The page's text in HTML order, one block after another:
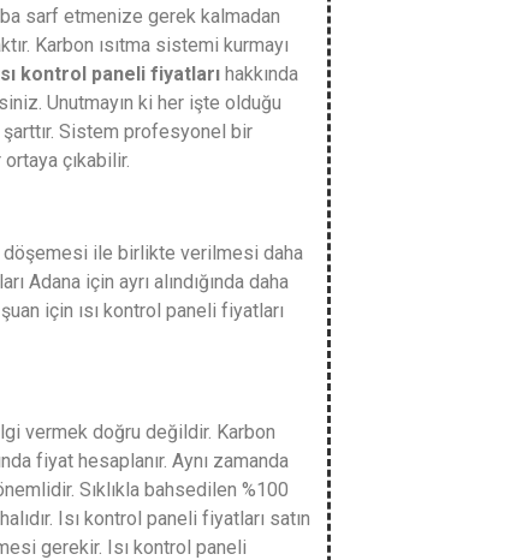
sarf etmenize gerek kalmadan
Karbon ısıtma sistemi kurmayı
kontrol paneli fiyatları hakkında
Unutmayın ki her işte olduğu
Sistem profesyonel bir
çıkabilir.
döşemesi ile birlikte verilmesi daha
Adana için ayrı alındığında daha
için ısı kontrol paneli fiyatları
vermek doğru değildir. Karbon
fiyat hesaplanır. Aynı zamanda
Sıklıkla bahsedilen %100
Isı kontrol paneli fiyatları satın
gerekir. Isı kontrol paneli